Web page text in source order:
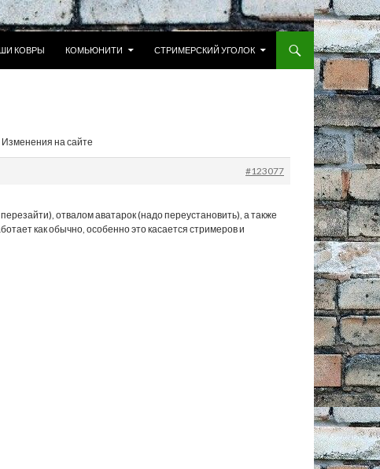
КОВРЫ
КОМЬЮНИТИ СТРИМЕРСКИЙ УГОЛОК
Изменения на сайте
#123077
отвалом аватарок (надо переустановить), а также
как обычно, особенно это касается стримеров и